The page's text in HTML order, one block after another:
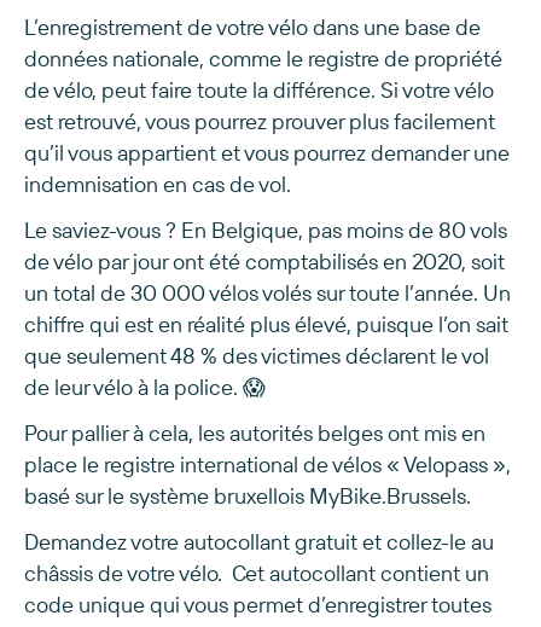
L’enregistrement de votre vélo dans une base de
données nationale, comme le registre de propriété
de vélo, peut faire toute la différence. Si votre vélo
est retrouvé, vous pourrez prouver plus facilement
qu’il vous appartient et vous pourrez demander une
indemnisation en cas de vol.
Le saviez-vous ? En Belgique, pas moins de 80 vols
de vélo par jour ont été comptabilisés en 2020, soit
un total de 30 000 vélos volés sur toute l’année. Un
chiffre qui est en réalité plus élevé, puisque l’on sait
que seulement 48 % des victimes déclarent le vol
de leur vélo à la police. 😱
Pour pallier à cela, les autorités belges ont mis en
place le registre international de vélos « Velopass »,
basé sur le système bruxellois MyBike.Brussels.
Demandez votre autocollant gratuit et collez-le au
châssis de votre vélo. Cet autocollant contient un
code unique qui vous permet d’enregistrer toutes